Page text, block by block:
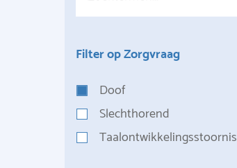
Filter op Zorgvraag
Doof
Slechthorend
Taalontwikkelingsstoornis